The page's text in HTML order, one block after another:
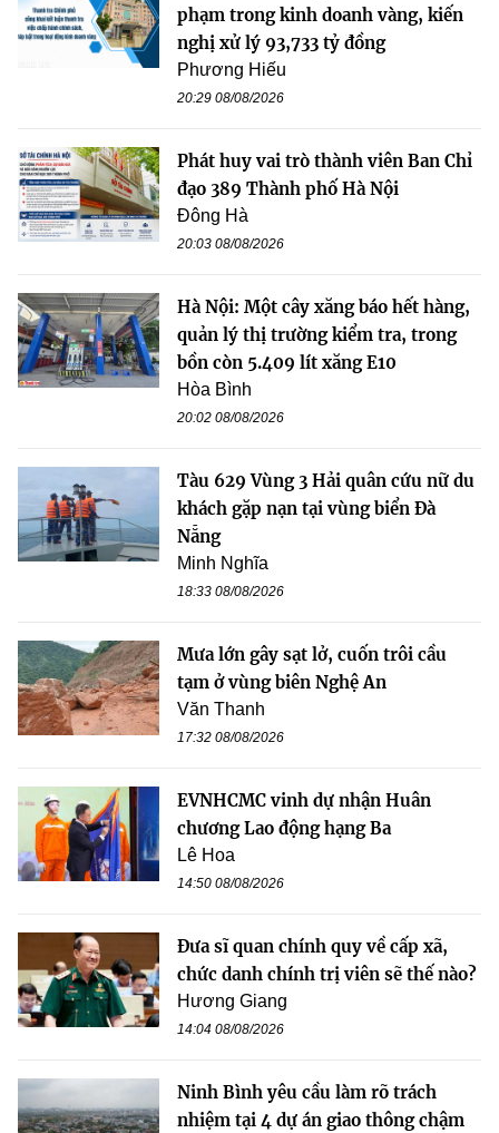
phạm trong kinh doanh vàng, kiến
nghị xử lý 93,733 tỷ đồng
Phương Hiếu
20:29 08/08/2026
Phát huy vai trò thành viên Ban Chỉ
đạo 389 Thành phố Hà Nội
Đông Hà
20:03 08/08/2026
Hà Nội: Một cây xăng báo hết hàng,
quản lý thị trường kiểm tra, trong
bồn còn 5.409 lít xăng E10
Hòa Bình
20:02 08/08/2026
Tàu 629 Vùng 3 Hải quân cứu nữ du
khách gặp nạn tại vùng biển Đà
Nẵng
Minh Nghĩa
18:33 08/08/2026
Mưa lớn gây sạt lở, cuốn trôi cầu
tạm ở vùng biên Nghệ An
Văn Thanh
17:32 08/08/2026
EVNHCMC vinh dự nhận Huân
chương Lao động hạng Ba
Lê Hoa
14:50 08/08/2026
Đưa sĩ quan chính quy về cấp xã,
chức danh chính trị viên sẽ thế nào?
Hương Giang
14:04 08/08/2026
Ninh Bình yêu cầu làm rõ trách
nhiệm tại 4 dự án giao thông chậm